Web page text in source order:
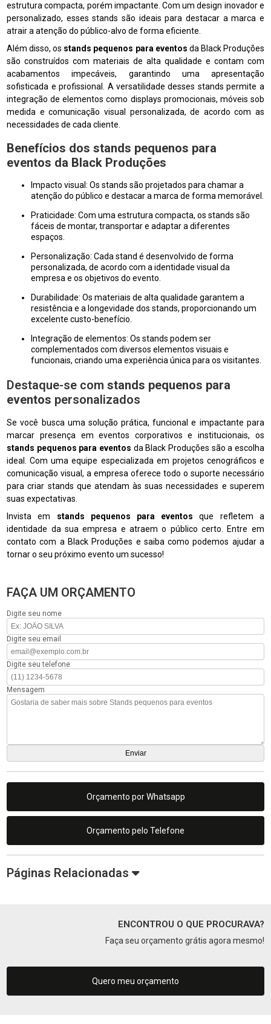
estrutura compacta, porém impactante. Com um design inovador e
personalizado, esses stands são ideais para destacar a marca e
atrair a atenção do público-alvo de forma eficiente.
Além disso, os stands pequenos para eventos da Black Produções
são construídos com materiais de alta qualidade e contam com
acabamentos impecáveis, garantindo uma apresentação
sofisticada e profissional. A versatilidade desses stands permite a
integração de elementos como displays promocionais, móveis sob
medida e comunicação visual personalizada, de acordo com as
necessidades de cada cliente.
Benefícios dosstands pequenos para
eventos da Black Produções
Impacto visual: Os stands são projetados para chamar a
atenção do público e destacar a marca de forma memorável.
Praticidade: Com uma estrutura compacta, os stands são
fáceis de montar, transportar e adaptar a diferentes
espaços.
Personalização: Cada stand é desenvolvido de forma
personalizada, de acordo com a identidade visual da
empresa e os objetivos do evento.
Durabilidade: Os materiais de alta qualidade garantem a
resistência e a longevidade dos stands, proporcionando um
excelente custo-benefício.
Integração de elementos: Os stands podem ser
complementados com diversos elementos visuais e
funcionais, criando uma experiência única para os visitantes.
Destaque-se comstands pequenos para
eventos personalizados
Se você busca uma solução prática, funcional e impactante para
marcar presença em eventos corporativos e institucionais, os
stands pequenos para eventos da Black Produções são a escolha
ideal. Com uma equipe especializada em projetos cenográficos e
comunicação visual, a empresa oferece todo o suporte necessário
para criar stands que atendam às suas necessidades e superem
suas expectativas.
Invista em stands pequenos para eventos que refletem a
identidade da sua empresa e atraem o público certo. Entre em
contato com a Black Produções e saiba como podemos ajudar a
tornar o seu próximo evento um sucesso!
FAÇA UM ORÇAMENTO
Digite seu nome
Digite seu email
Digite seu telefone
Mensagem
Orçamento por Whatsapp
Orçamento pelo Telefone
Páginas Relacionadas
ENCONTROU O QUE PROCURAVA?
Faça seu orçamento grátis agora mesmo!
Quero meu orçamento